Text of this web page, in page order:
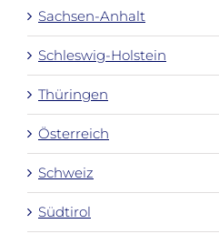
Sachsen-Anhalt
Schleswig-Holstein
Thüringen
Österreich
Schweiz
Südtirol